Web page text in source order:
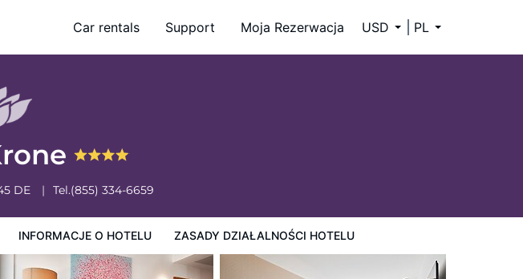
Car rentals Support Moja Rezerwacja USD PL
DE Tel.(855) 334-6659
INFORMACJE O HOTELU ZASADY DZIAŁALNOŚCI HOTELU
hotelu